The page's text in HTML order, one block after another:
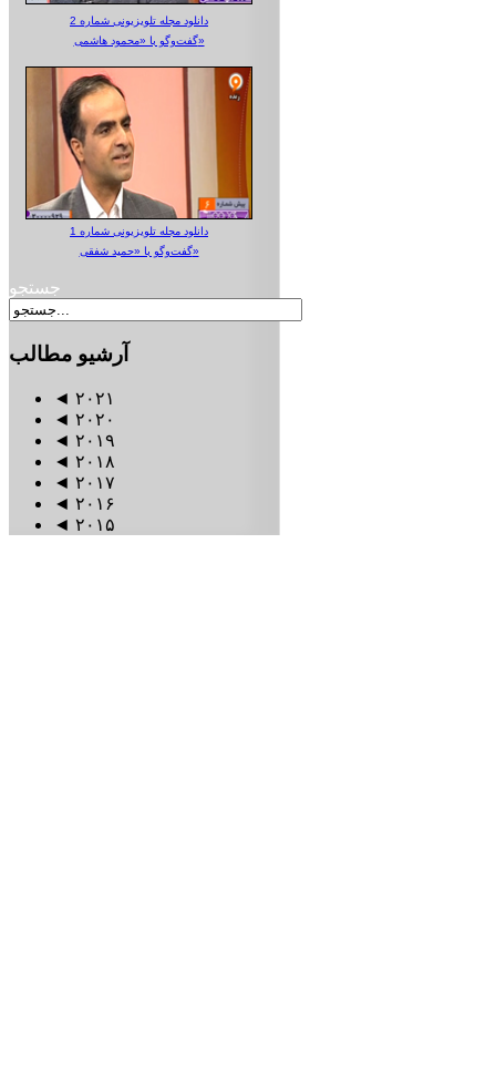
دانلود مجله تلویزیونی شماره 2
گفت‌وگو با «محمود هاشمی»
دانلود مجله تلویزیونی شماره 1
گفت‌وگو با «حمید شفقی»
جستجو
آرشیو مطالب
◄ ۲۰۲۱
◄ ۲۰۲۰
◄ ۲۰۱۹
◄ ۲۰۱۸
◄ ۲۰۱۷
◄ ۲۰۱۶
◄ ۲۰۱۵